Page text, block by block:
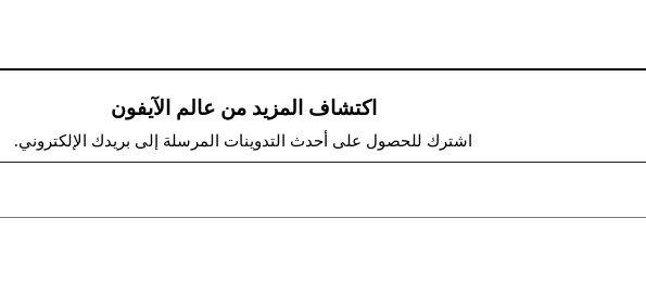
اكتشاف المزيد من عالم الآيفون
اشترك للحصول على أحدث التدوينات المرسلة إلى بريدك الإلكتروني.